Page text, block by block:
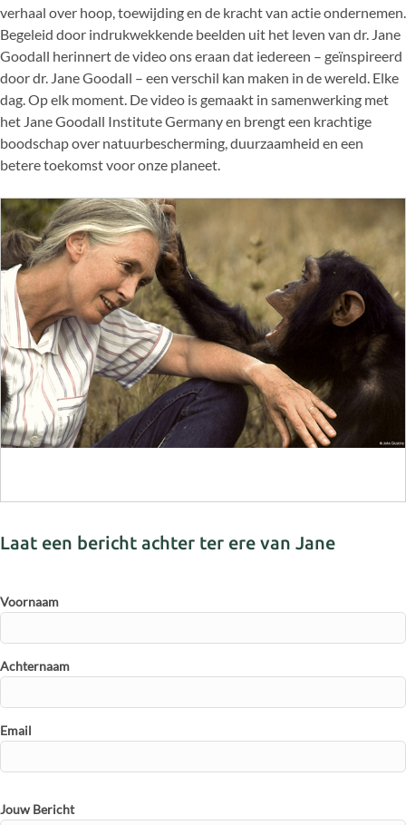
verhaal over hoop, toewijding en de kracht van actie ondernemen.
Begeleid door indrukwekkende beelden uit het leven van dr. Jane
Goodall herinnert de video ons eraan dat iedereen – geïnspireerd
door dr. Jane Goodall – een verschil kan maken in de wereld. Elke
dag. Op elk moment. De video is gemaakt in samenwerking met
het Jane Goodall Institute Germany en brengt een krachtige
boodschap over natuurbescherming, duurzaamheid en een
betere toekomst voor onze planeet.
Laat een bericht achter ter ere van Jane
Voornaam
Achternaam
Email
Jouw Bericht